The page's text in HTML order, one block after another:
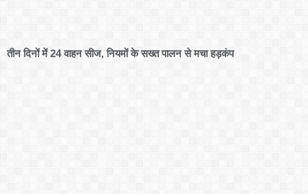
तीन दिनों में 24 वाहन सीज, नियमों के सख्त पालन से मचा हड़कंप